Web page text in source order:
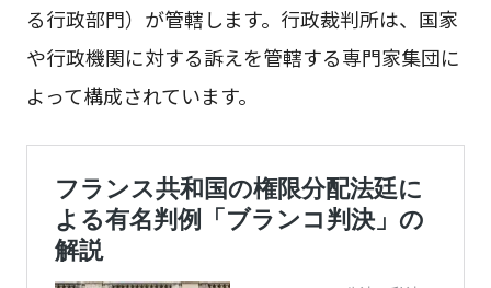
る行政部門）が管轄します。行政裁判所は、国家
や行政機関に対する訴えを管轄する専門家集団に
よって構成されています。